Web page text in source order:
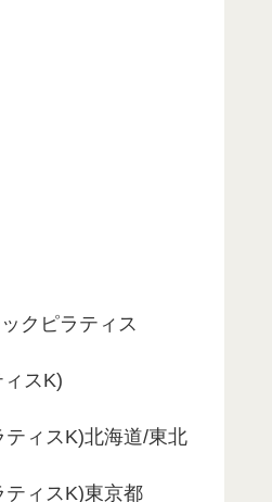
クピラティス
スK)
ティスK)北海道/東北
ティスK)東京都